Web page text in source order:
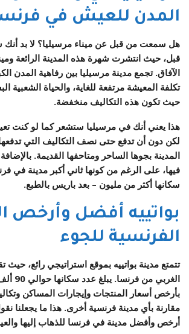
المدن للعيش في
هل سمعت من قبل عن ميناء مرسيليا؟ لا بد
قبل، حيث انتشرت شهرة هذه المدينة الرائعة
الآفاق. تجمع مدينة مرسيليا بين رفاهية المدن
تكلفة المعيشة مرتفعة للغاية، والحياة الشعبية
حيث تكون هذه التكاليف منخفضة.
هذا يعني أنك في مرسيليا ستشعر كما لو كنت
لكن دون أن تدفع حتى نصف التكاليف التي
المدينة بجوها الساحر ومتاحفها القديمة.
فيها، على الرغم من كونها ثاني أكبر مدينة في
سكانها أكثر من مليون – بعد باريس بالطبع.
بواتييه أفضل وأرخص
الفرنسية للجوء
تتمتع مدينة بواتييه بموقع استراتيجي رائع،
الغربي
بأرخص أسعار المنتجات وإيجارات المساكن
مقارنة بأي مدينة فرنسية أخرى. هذا ما يجعلنا
أرخص وأفضل مدينة في فرنسا للذهاب إليها